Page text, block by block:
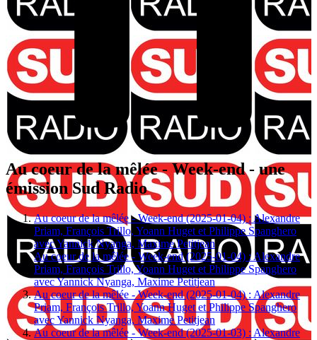
Au coeur de la mêlée - Week-end - une
émission Sud Radio
Au coeur de la mêlée - Week-end (2025-01-04) : Alexandre
Priam, François Trillo, Yoann Huget et Philippe Spanghero
avec Yannick Nyanga, Maxime Petitjean
Au coeur de la mêlée - Week-end (2025-01-04) : Alexandre
Priam, François Trillo, Yoann Huget et Philippe Spanghero
avec Yannick Nyanga, Maxime Petitjean
Au coeur de la mêlée - Week-end (2025-01-04) : Alexandre
Priam, François Trillo, Yoann Huget et Philippe Spanghero
avec Yannick Nyanga, Maxime Petitjean
Au coeur de la mêlée - Week-end (2025-01-03) : Alexandre